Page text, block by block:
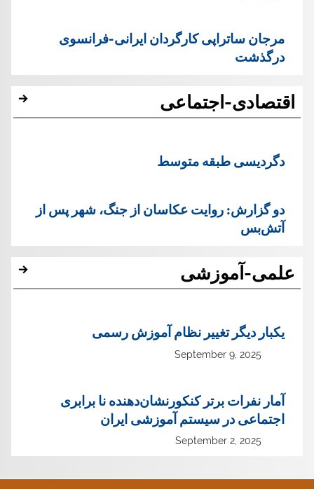
مرجان ساتراپی کارگردان ایرانی-فرانسوی
درگذشت
اقتصادی-اجتماعی
دگردیسی طبقه متوسط
دو گزارش: روایت عکاسان از جنگ، شهر پس از
آتش‌بس
علمی-آموزشی
یک‏بار دیگر تغییر نظام آموزش رسمی
September 9, 2025
آمار نفرات برتر کنکورنشان‌دهنده نا برابری
اجتماعی در سیستم آموزشی ایران
September 2, 2025